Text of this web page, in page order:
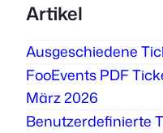
Artikel
Ausgeschiedene
FooEvents PDF
März 2026
Benutzerdefinierte